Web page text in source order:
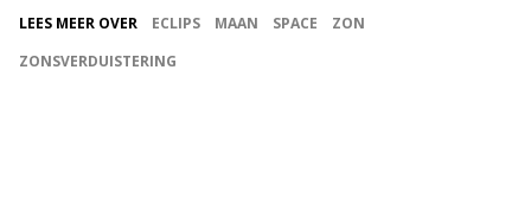
LEES MEER OVER ECLIPS MAAN SPACE
ZON
ZONSVERDUISTERING